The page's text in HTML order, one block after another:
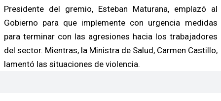
Presidente del gremio, Esteban Maturana, emplazó al
Gobierno para que implemente con urgencia medidas
para terminar con las agresiones hacia los trabajadores
del sector. Mientras, la Ministra de Salud, Carmen Castillo,
lamentó las situaciones de violencia.